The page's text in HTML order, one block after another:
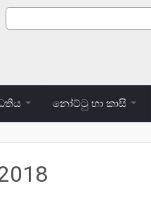
Search form
නෝට්ටු හා කාසි